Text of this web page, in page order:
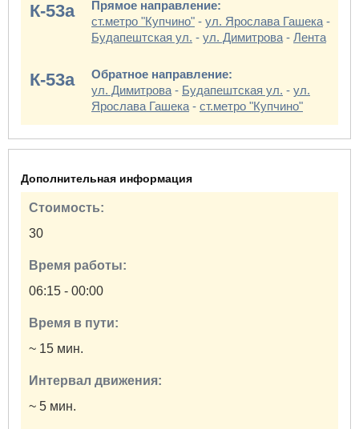
К-53а
Прямое направление:
ст.метро "Купчино" - ул. Ярослава Гашека -
Будапештская ул. - ул. Димитрова - Лента
К-53а
Обратное направление:
ул. Димитрова - Будапештская ул. - ул.
Ярослава Гашека - ст.метро "Купчино"
Дополнительная информация
Стоимость:
30
Время работы:
06:15 - 00:00
Время в пути:
~ 15 мин.
Интервал движения:
~ 5 мин.